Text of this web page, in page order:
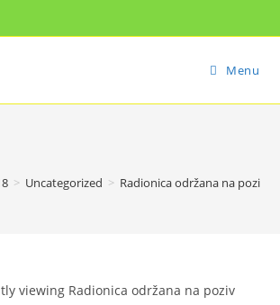
Menu
> Uncategorized > Radionica održana na poziv